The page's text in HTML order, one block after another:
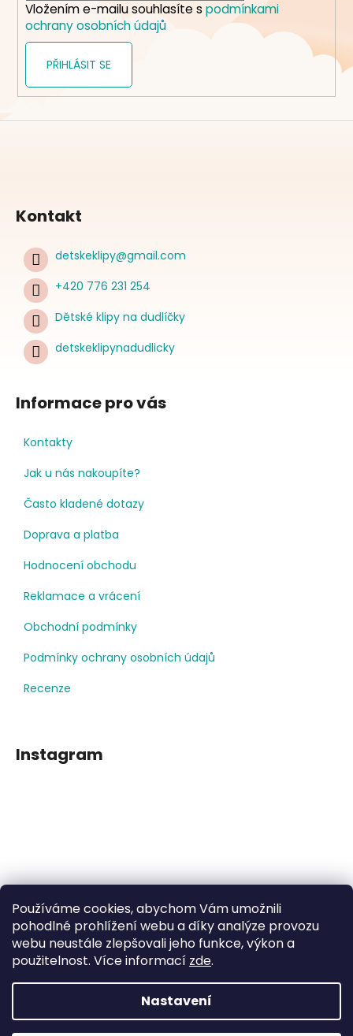
Používáme cookies, abychom Vám umožnili
pohodlné prohlížení webu a díky analýze provozu
webu neustále zlepšovali jeho funkce, výkon a
použitelnost. Více informací zde.
Nastavení
Vložením e-mailu souhlasíte s podmínkami
ochrany osobních údajů
PŘIHLÁSIT SE
Kontakt
detskeklipy@gmail.com
+420 776 231 254
Dětské klipy na dudlíčky
detskeklipynadudlicky
Informace pro vás
Kontakty
Jak u nás nakoupíte?
Často kladené dotazy
Doprava a platba
Hodnocení obchodu
Reklamace a vrácení
Obchodní podmínky
Podmínky ochrany osobních údajů
Recenze
Instagram
Sledovat na Instagramu
Facebook